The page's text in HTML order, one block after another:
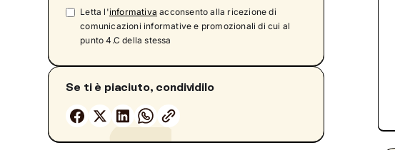
Cosa puoi aspettarti
Tutela della privacy e segreto professionale
Come iniziare quando non sappiamo cosa
dire
Come capire se potrebbe servirti un supporto
Come trovare uno psicologo che ti capisca
Letta l'informativa acconsento alla ricezione di
comunicazioni informative e promozionali di cui al
punto 4.C della stessa
Se ti è piaciuto, condividilo